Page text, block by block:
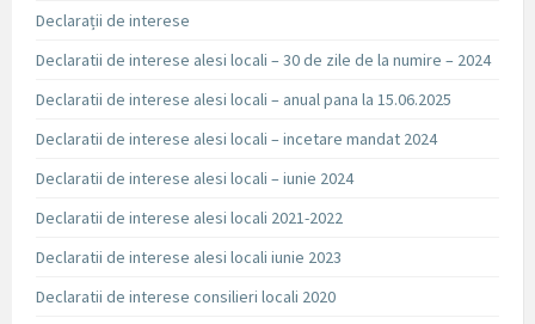
Declarații de interese
Declaratii de interese alesi locali – 30 de zile de la numire – 2024
Declaratii de interese alesi locali – anual pana la 15.06.2025
Declaratii de interese alesi locali – incetare mandat 2024
Declaratii de interese alesi locali – iunie 2024
Declaratii de interese alesi locali 2021-2022
Declaratii de interese alesi locali iunie 2023
Declaratii de interese consilieri locali 2020